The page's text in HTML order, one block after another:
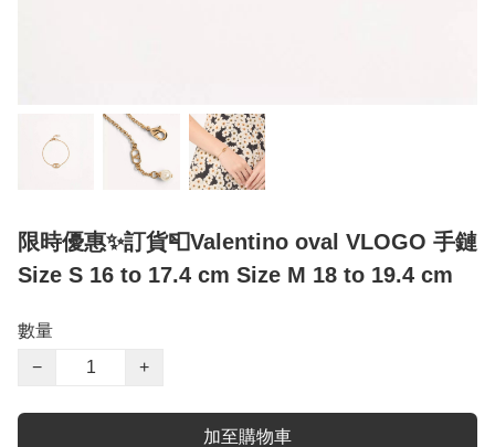
限時優惠✨訂貨📮Valentino oval VLOGO 手鏈
Size S 16 to 17.4 cm Size M 18 to 19.4 cm
數量
−
+
加至購物車